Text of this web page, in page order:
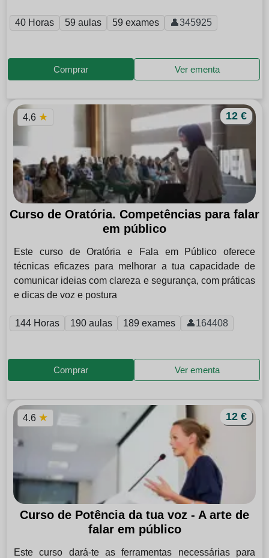
40 Horas 59 aulas 59 exames 👤345925
Comprar Ver ementa
Curso de Oratória. Competências para falar
em público
12 €
Este curso de Oratória e Fala em Público oferece
técnicas eficazes para melhorar a tua capacidade de
comunicar ideias com clareza e segurança, com práticas
e dicas de voz e postura
4.6 ★
144 Horas 190 aulas 189 exames 👤164408
Comprar Ver ementa
Curso de Potência da tua voz - A arte de
falar em público
12 €
Este curso dará-te as ferramentas necessárias para
4.6 ★